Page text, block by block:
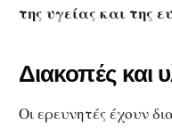
της υγείας και της
Διακοπές και
Οι ερευνητές έχουν